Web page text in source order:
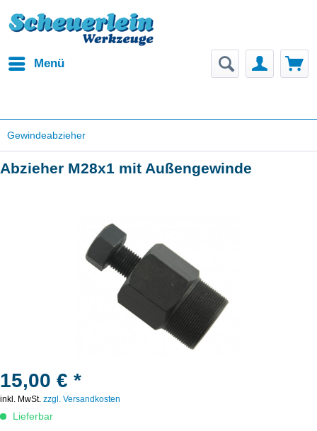
Menü
Gewindeabzieher
Abzieher M28x1 mit Außengewinde
15,00 € *
inkl. MwSt. zzgl. Versandkosten
Lieferbar